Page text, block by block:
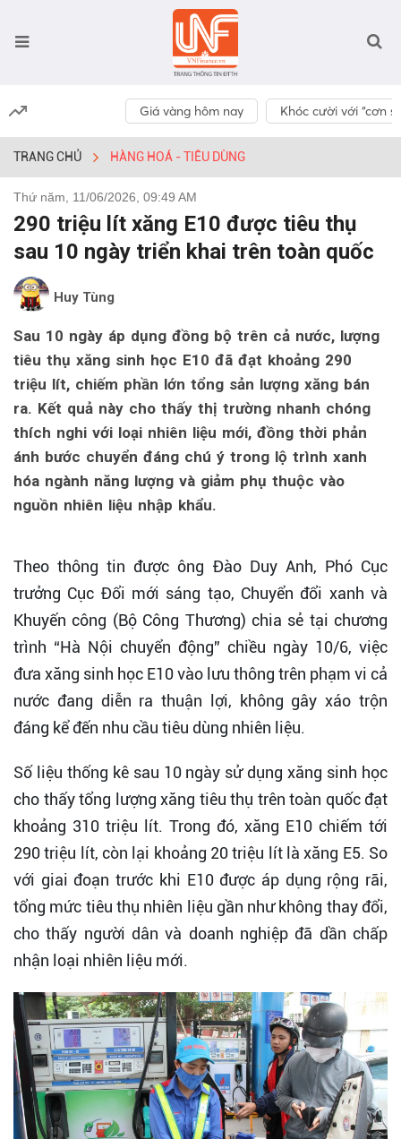
Giá vàng hôm nay Khóc cười với “cơn
TRANG CHỦ HÀNG HOÁ - TIÊU DÙNG
Thứ năm, 11/06/2026, 09:49 AM
290 triệu lít xăng E10 được tiêu thụ
sau 10 ngày triển khai trên toàn quốc
Huy Tùng
Sau 10 ngày áp dụng đồng bộ trên cả nước, lượng
tiêu thụ xăng sinh học E10 đã đạt khoảng 290
triệu lít, chiếm phần lớn tổng sản lượng xăng bán
ra. Kết quả này cho thấy thị trường nhanh chóng
thích nghi với loại nhiên liệu mới, đồng thời phản
ánh bước chuyển đáng chú ý trong lộ trình xanh
hóa ngành năng lượng và giảm phụ thuộc vào
nguồn nhiên liệu nhập khẩu.
Theo thông tin được ông Đào Duy Anh, Phó Cục
trưởng Cục Đổi mới sáng tạo, Chuyển đổi xanh và
Khuyến công (Bộ Công Thương) chia sẻ tại chương
trình “Hà Nội chuyển động” chiều ngày 10/6, việc
đưa xăng sinh học E10 vào lưu thông trên phạm vi cả
nước đang diễn ra thuận lợi, không gây xáo trộn
đáng kể đến nhu cầu tiêu dùng nhiên liệu.
Số liệu thống kê sau 10 ngày sử dụng xăng sinh học
cho thấy tổng lượng xăng tiêu thụ trên toàn quốc đạt
khoảng 310 triệu lít. Trong đó, xăng E10 chiếm tới
290 triệu lít, còn lại khoảng 20 triệu lít là xăng E5. So
với giai đoạn trước khi E10 được áp dụng rộng rãi,
tổng mức tiêu thụ nhiên liệu gần như không thay đổi,
cho thấy người dân và doanh nghiệp đã dần chấp
nhận loại nhiên liệu mới.